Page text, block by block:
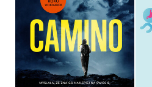
CAMINO
ANYA NIEWIERRA
OPRAWA MIĘKKA
59,99 ZŁ